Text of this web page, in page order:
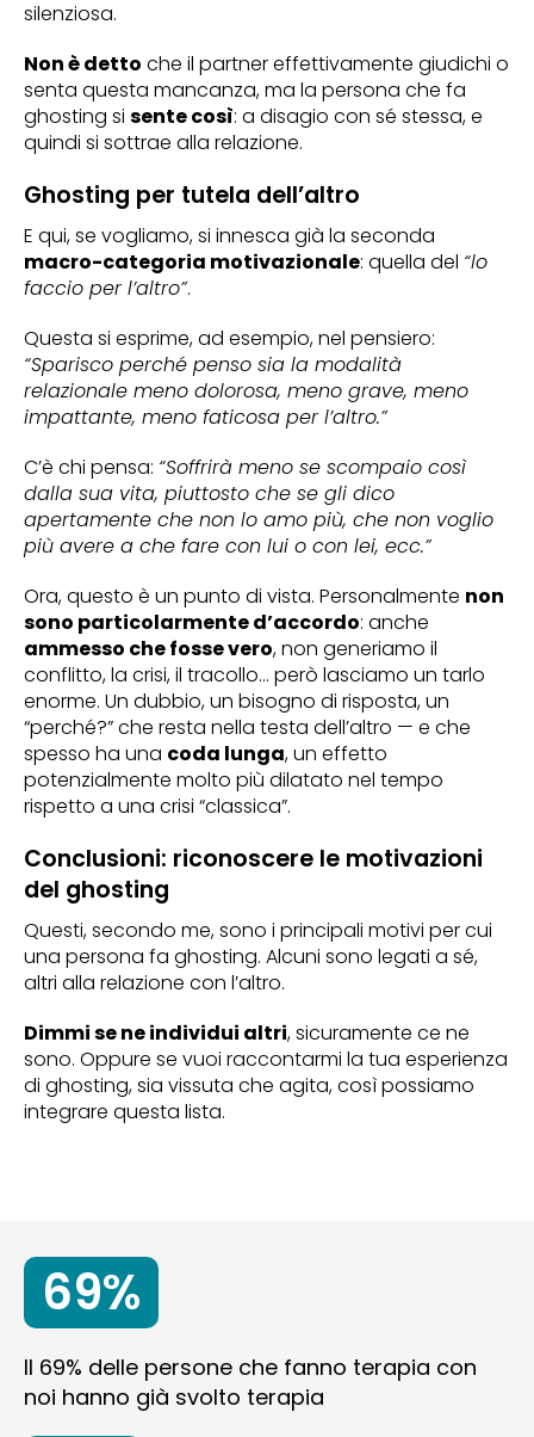
silenziosa.
Non è detto che il partner effettivamente giudichi o
senta questa mancanza, ma la persona che fa
ghosting si sente così: a disagio con sé stessa, e
quindi si sottrae alla relazione.
Ghosting per tutela dell’altro
E qui, se vogliamo, si innesca già la seconda
macro-categoria motivazionale: quella del “lo
faccio per l’altro”.
Questa si esprime, ad esempio, nel pensiero:
“Sparisco perché penso sia la modalità
relazionale meno dolorosa, meno grave, meno
impattante, meno faticosa per l’altro.”
C’è chi pensa: “Soffrirà meno se scompaio così
dalla sua vita, piuttosto che se gli dico
apertamente che non lo amo più, che non voglio
più avere a che fare con lui o con lei, ecc.”
Ora, questo è un punto di vista. Personalmente non
sono particolarmente d’accordo: anche
ammesso che fosse vero, non generiamo il
conflitto, la crisi, il tracollo… però lasciamo un tarlo
enorme. Un dubbio, un bisogno di risposta, un
“perché?” che resta nella testa dell’altro — e che
spesso ha una coda lunga, un effetto
potenzialmente molto più dilatato nel tempo
rispetto a una crisi “classica”.
Conclusioni: riconoscere le motivazioni
del ghosting
Questi, secondo me, sono i principali motivi per cui
una persona fa ghosting. Alcuni sono legati a sé,
altri alla relazione con l’altro.
Dimmi se ne individui altri, sicuramente ce ne
sono. Oppure se vuoi raccontarmi la tua esperienza
di ghosting, sia vissuta che agita, così possiamo
integrare questa lista.
69%
Il 69% delle persone che fanno terapia con
noi hanno già svolto terapia